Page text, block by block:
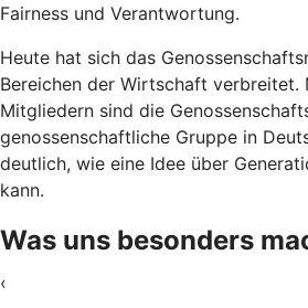
Fairness und Verantwortung.
Heute hat sich das
Bereichen der Wirtschaft verbreitet.
Mitgliedern sind die
genossenschaftliche Gruppe in
deutlich, wie eine Idee über
kann.
Was uns besonders
‹